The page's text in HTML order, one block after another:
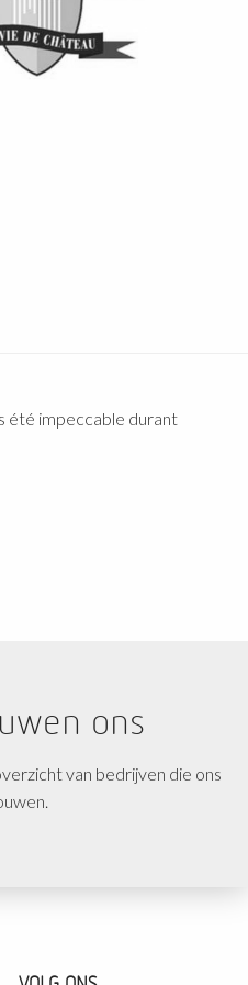
impeccable durant
ons
van bedrijven die ons